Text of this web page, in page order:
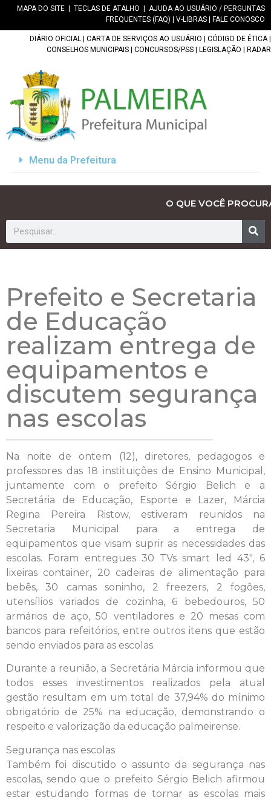
MAPA DO SITE TECLAS DE ATALHO
AJUDA AO USUÁRIO / PERGUNTAS
FREQUENTES (FAQ)
V-LIBRAS FALE CONOSCO
DIÁRIO OFICIAL CARTA DE SERVIÇOS AO USUÁRIO CÓDIGO DE ÉTICA|
CONSELHOS MUNICIPAIS
CONCURSOS/PSS LEGISLAÇÃO RADAR
Menu da Prefeitura
O QUE VOCÊ
Prefeito e Secretaria
de Educação
realizam entrega de
equipamentos e
discutem segurança
nas escolas
Na noite de ontem (12), diretores, pedagogos e
professores das 18 instituições de Ensino Municipal,
juntamente com o prefeito Sérgio Belich e a
Secretária de Educação, Esporte e Lazer, Márcia
Regina Pereira Ristow, estiveram reunidos na
Secretaria Municipal para a entrega de
equipamentos que visam suprir as necessidades das
escolas. Foram entregues 30 TVs smart led 43″, 6
lixeiras container, 20 cadeiras de alimentação para
bebês, 30 camas soninho, 2 freezers, 2 fogões,
utensílios variados de cozinha, 6 bebedouros, 50
armários de aço, 50 ventiladores e 20 mesas com
bancos para refeitórios, entre outros itens que estão
sendo enviados para as escolas.
Durante a reunião, a Secretária Márcia informou que
todos esses investimentos realizados pela atual
gestão resultam em um total de 37,94% do mínimo
obrigatório de 25% na educação, demonstrando o
respeito e valorização da educação palmeirense.
Segurança nas escolas
Também foi discutido o assunto da segurança nas
escolas, sendo que o prefeito Sérgio Belich afirmou
estar estudando formas de tornar as escolas mais